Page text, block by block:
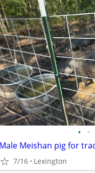
• •
Male Meishan pig for
7/16 Lexington